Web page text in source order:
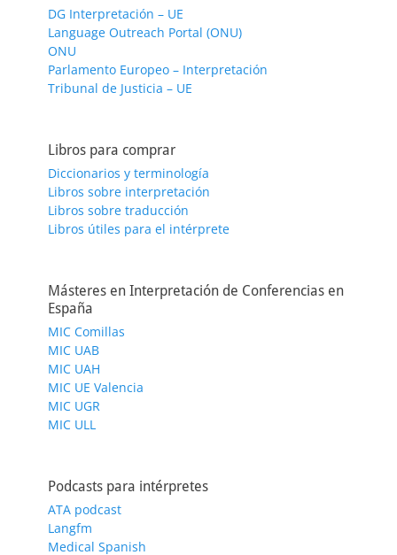
DG Interpretación – UE
Language Outreach Portal (ONU)
ONU
Parlamento Europeo – Interpretación
Tribunal de Justicia – UE
Libros para comprar
Diccionarios y terminología
Libros sobre interpretación
Libros sobre traducción
Libros útiles para el intérprete
Másteres en Interpretación de Conferencias en
España
MIC Comillas
MIC UAB
MIC UAH
MIC UE Valencia
MIC UGR
MIC ULL
Podcasts para intérpretes
ATA podcast
Langfm
Medical Spanish